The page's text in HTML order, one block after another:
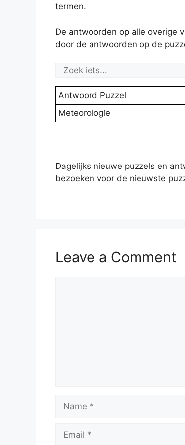
termen.
De antwoorden op alle overige
door de antwoorden op de
Antwoord Puzzel
Meteorologie
Dagelijks nieuwe puzzels en
bezoeken voor de nieuwste
Leave a Comment
Name
Email